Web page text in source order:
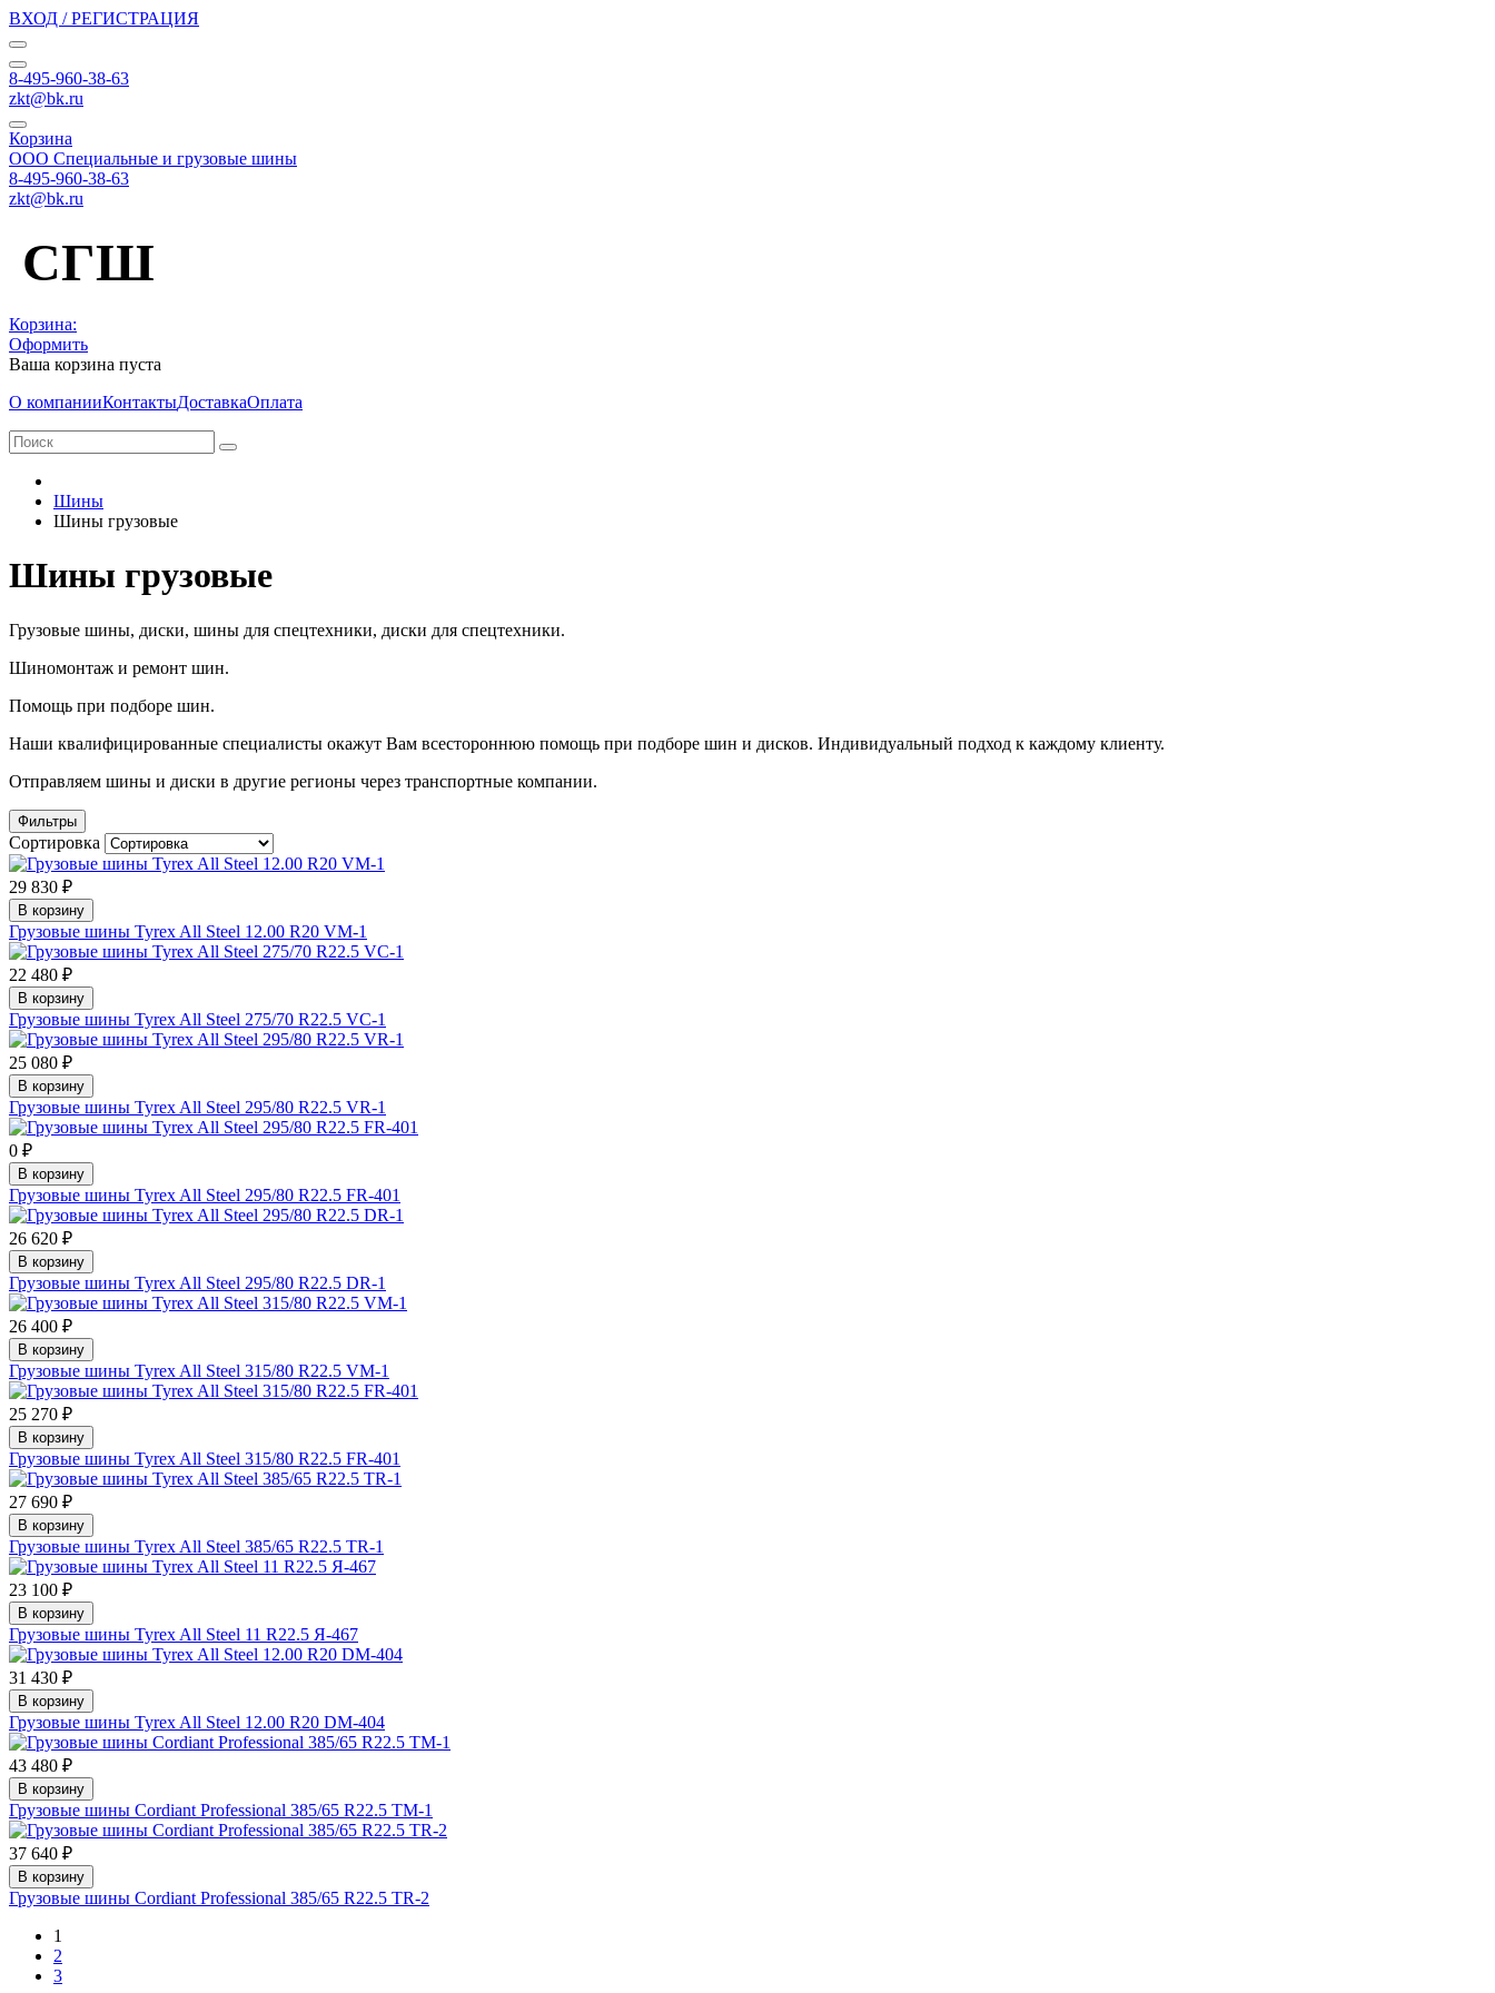
ВХОД / РЕГИСТРАЦИЯ
8-495-960-38-63
zkt@bk.ru
Корзина
ООО Специальные и грузовые шины
8-495-960-38-63
zkt@bk.ru
СГШ
Корзина:
Оформить
Ваша корзина пуста
О компанииКонтактыДоставкаОплата
Шины
Шины грузовые
Шины грузовые
Грузовые шины, диски, шины для спецтехники, диски для спецтехники.
Шиномонтаж и ремонт шин.
Помощь при подборе шин.
Наши квалифицированные специалисты окажут Вам всестороннюю помощь при подборе шин и дисков. Индивидуальный подход к каждому клиенту.
Отправляем шины и диски в другие регионы через транспортные компании.
Фильтры
Сортировка
29 830 ₽
В корзину
Грузовые шины Tyrex All Steel 12.00 R20 VM-1
22 480 ₽
В корзину
Грузовые шины Tyrex All Steel 275/70 R22.5 VC-1
25 080 ₽
В корзину
Грузовые шины Tyrex All Steel 295/80 R22.5 VR-1
0 ₽
В корзину
Грузовые шины Tyrex All Steel 295/80 R22.5 FR-401
26 620 ₽
В корзину
Грузовые шины Tyrex All Steel 295/80 R22.5 DR-1
26 400 ₽
В корзину
Грузовые шины Tyrex All Steel 315/80 R22.5 VM-1
25 270 ₽
В корзину
Грузовые шины Tyrex All Steel 315/80 R22.5 FR-401
27 690 ₽
В корзину
Грузовые шины Tyrex All Steel 385/65 R22.5 TR-1
23 100 ₽
В корзину
Грузовые шины Tyrex All Steel 11 R22.5 Я-467
31 430 ₽
В корзину
Грузовые шины Tyrex All Steel 12.00 R20 DM-404
43 480 ₽
В корзину
Грузовые шины Cordiant Professional 385/65 R22.5 TM-1
37 640 ₽
В корзину
Грузовые шины Cordiant Professional 385/65 R22.5 TR-2
1
2
3